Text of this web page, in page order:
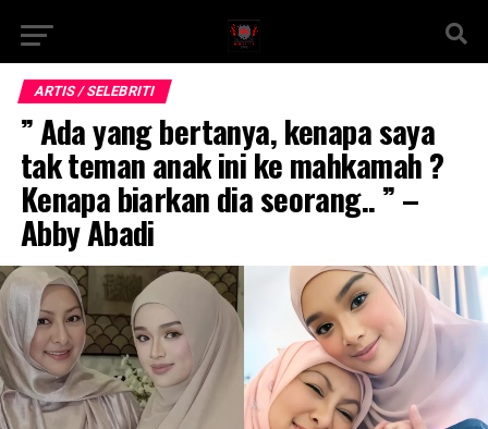
ARTIS / SELEBRITI
” Ada yang bertanya, kenapa saya
tak teman anak ini ke mahkamah ?
Kenapa biarkan dia seorang.. ” –
Abby Abadi